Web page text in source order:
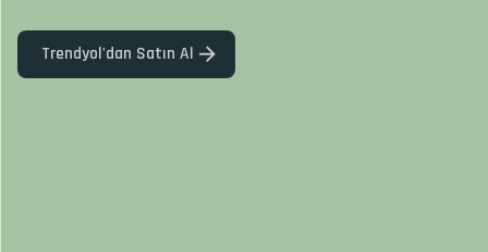
Trendyol'dan Satın Al